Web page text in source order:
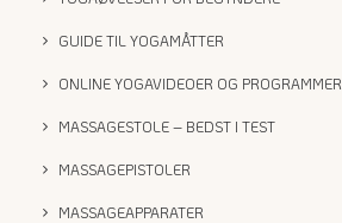
GUIDE TIL YOGAMÅTTER
ONLINE YOGAVIDEOER OG PROGRAMMER
MASSAGESTOLE – BEDST I TEST
MASSAGEPISTOLER
MASSAGEAPPARATER